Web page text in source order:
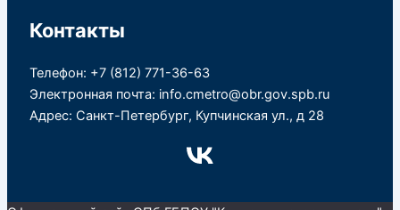
Контакты
Телефон: +7 (812) 771-36-63
Электронная почта: info.cmetro@obr.gov.spb.ru
Адрес: Санкт-Петербург, Купчинская ул., д 28